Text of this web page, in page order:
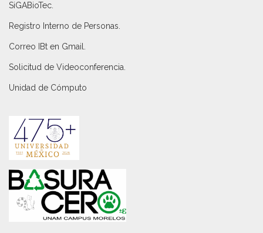
SiGABioTec.
Registro Interno de Personas
Correo IBt en Gmail
Solicitud de Videoconferencia.
Unidad de Cómputo